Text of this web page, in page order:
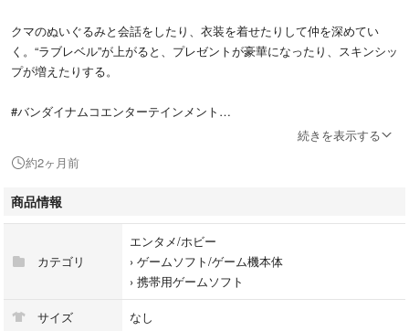
クマのぬいぐるみと会話をしたり、衣装を着せたりして仲を深めてい
く。“ラブレベル”が上がると、プレゼントが豪華になったり、スキンシッ
プが増えたりする。
#バンダイナムコエンターテインメント
#ゲームソフト/ゲーム機本体
#携帯用ゲームソフト
続きを表示する
約2ヶ月前
商品情報
カテゴリ
エンタメ/ホビー
› ゲームソフト/ゲーム機本体
› 携帯用ゲームソフト
サイズ なし